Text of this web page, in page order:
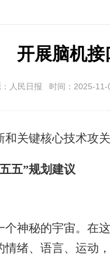
开展脑机接
：人民日报 时间：2025-
关键核心技术攻关
五”规划建议
秘的宇宙。在这
绪、语言、运动